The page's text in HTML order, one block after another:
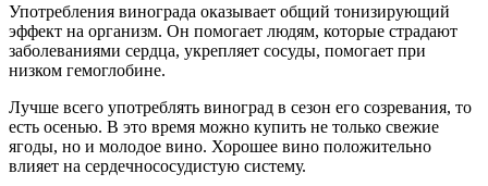
Употребления винограда оказывает общий тонизирующий
эффект на организм. Он помогает людям, которые страдают
заболеваниями сердца, укрепляет сосуды, помогает при
низком гемоглобине.
Лучше всего употреблять виноград в сезон его созревания, то
есть осенью. В это время можно купить не только свежие
ягоды, но и молодое вино. Хорошее вино положительно
влияет на сердечнососудистую систему.